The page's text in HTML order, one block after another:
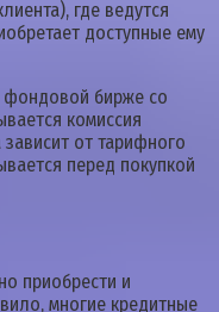
где ведутся
доступные ему
бирже со
комиссия
от тарифного
перед покупкой
приобрести и
многие кредитные